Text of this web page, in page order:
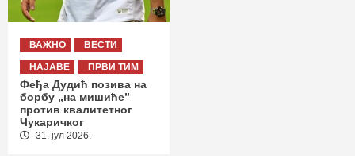
ВАЖНО
ВЕСТИ
НАЈАВЕ
ПРВИ ТИМ
Феђа Дудић позива на
борбу „на мишиће”
против квалитетног
Чукаричког
31. јул 2026.